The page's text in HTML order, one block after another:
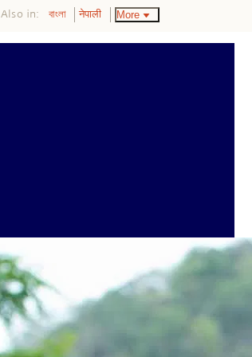
Also in: বাংলা नेपाली More